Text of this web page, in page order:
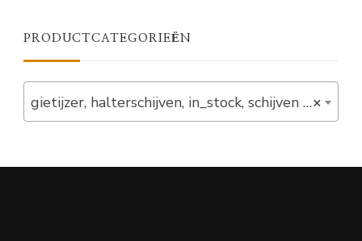
PRODUCTCATEGORIEËN
×
gietijzer, halterschijven, in_stock, schijven (13)